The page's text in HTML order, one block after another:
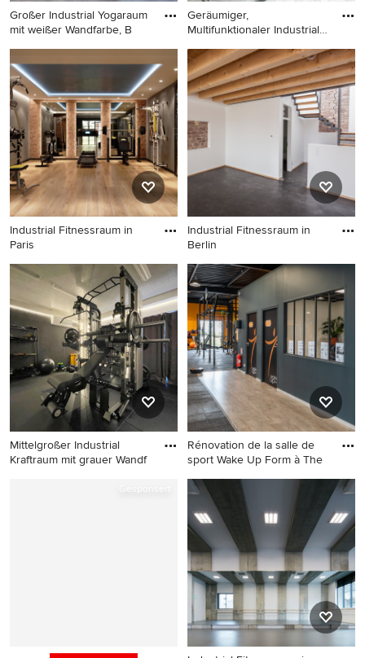
Großer Industrial Yogaraum
mit weißer Wandfarbe, B
Großer Industrial Yogaraum
mit weißer Wandfarbe,
Betonboden und grauem
Boden in Sonstige
Geräumiger,
Multifunktionaler Industrial
Geräumiger,
Multifunktionaler Industrial
Fitnessraum mit schwarzer
Wandfarbe und Betonboden
in Sonstige
Industrial Fitnessraum in
Paris
Industrial Fitnessraum in
Paris
Industrial Fitnessraum in
Berlin
Industrial Fitnessraum in
Berlin
Mittelgroßer Industrial
Kraftraum mit grauer Wandf
Rénovation de la salle de
sport Wake Up Form à The
Multifunktionaler, Großer
Industrial Fitnessraum in
Rennes